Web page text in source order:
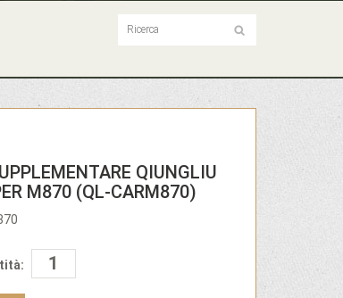
QIUNGLIU
M870 (QL-CARM870)